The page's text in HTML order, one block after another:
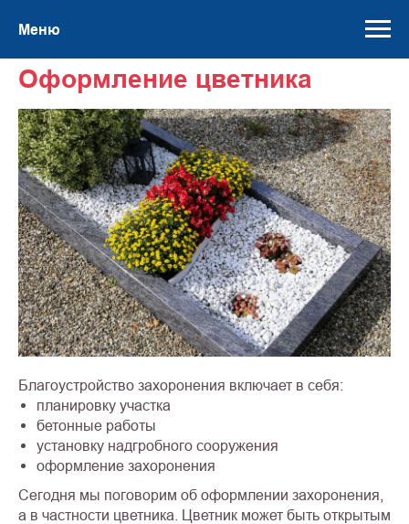
Меню
Оформление цветника
Благоустройство захоронения включает в себя:
планировку участка
бетонные работы
установку надгробного сооружения
оформление захоронения
Сегодня мы поговорим об оформлении захоронения,
а в частности цветника. Цветник может быть открытым